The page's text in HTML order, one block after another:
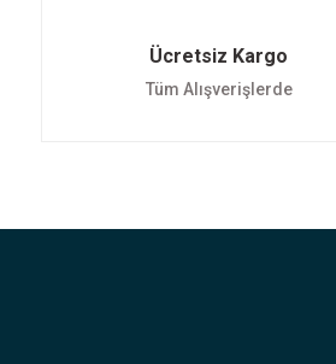
Ücretsiz Kargo
Tüm Alışverişlerde